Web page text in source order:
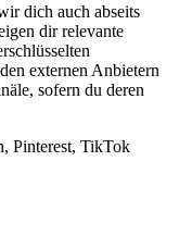
dich auch abseits
dir relevante
externen Anbietern
sofern du deren
Pinterest, TikTok